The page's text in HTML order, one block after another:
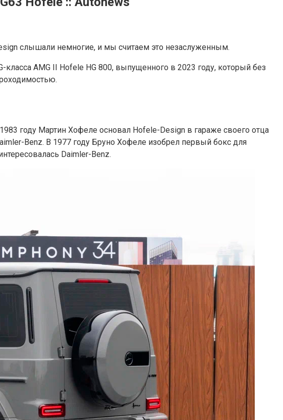
слышали немногие, и мы считаем это незаслуженным.
AMG II Hofele HG 800, выпущенного в 2023 году, который без
году Мартин Хофеле основал Hofele-Design в гараже своего отца
Benz. В 1977 году Бруно Хофеле изобрел первый бокс для
Daimler-Benz.